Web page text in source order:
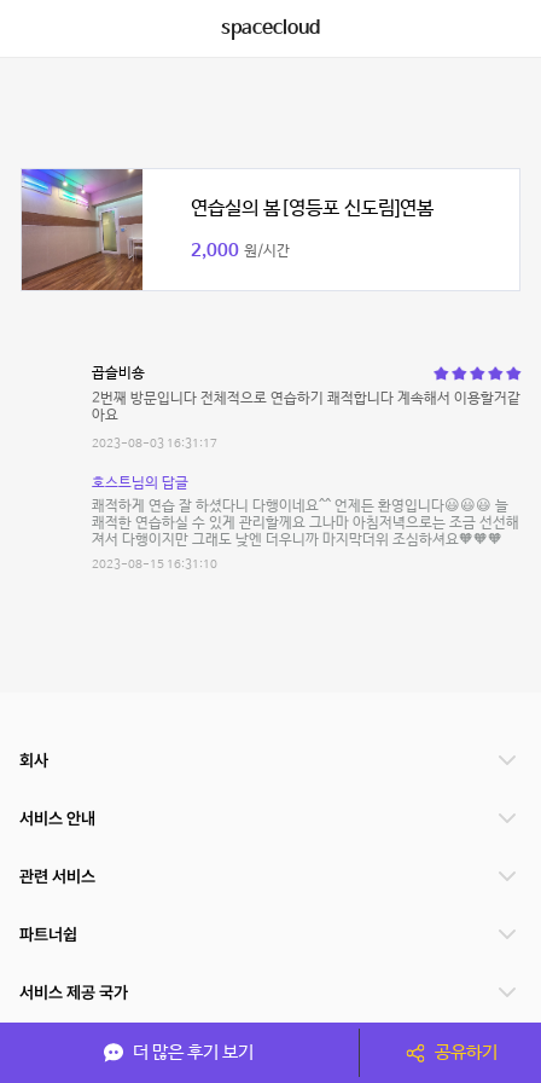
spacecloud
연습실의 봄[영등포 신도림]연봄
2,000 원/시간
곱슬비숑
2번째 방문입니다 전체적으로 연습하기 쾌적합니다 계속해서 이용할거같
아요
2023-08-03 16:31:17
호스트님의 답글
쾌적하게 연습 잘 하셨다니 다행이네요^^ 언제든 환영입니다😃😃😃 늘
쾌적한 연습하실 수 있게 관리할께요 그나마 아침저녁으로는 조금 선선해
져서 다행이지만 그래도 낮엔 더우니까 마지막더위 조심하셔요🧡🧡🧡
2023-08-15 16:31:10
더 많은 후기 보기 공유하기
회사
서비스 안내
관련 서비스
파트너쉽
서비스 제공 국가